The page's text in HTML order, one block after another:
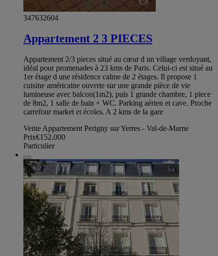
347632604
Appartement 2 3 PIECES
Appartement 2/3 pieces situé au cœur d un village verdoyant,
idéal pour promenades à 23 kms de Paris. Celui-ci est situé au
1er étage d une résidence calme de 2 étages. Il propose 1
cuisine américaine ouverte sur une grande pièce de vie
lumineuse avec balcon(1m2), puis 1 grande chambre, 1 piece
de 8m2, 1 salle de bain + WC. Parking aérien et cave. Proche
carrefour market et écoles. A 2 kms de la gare
Vente Appartement Perigny sur Yerres - Val-de-Marne
Prix€152,000
Particulier